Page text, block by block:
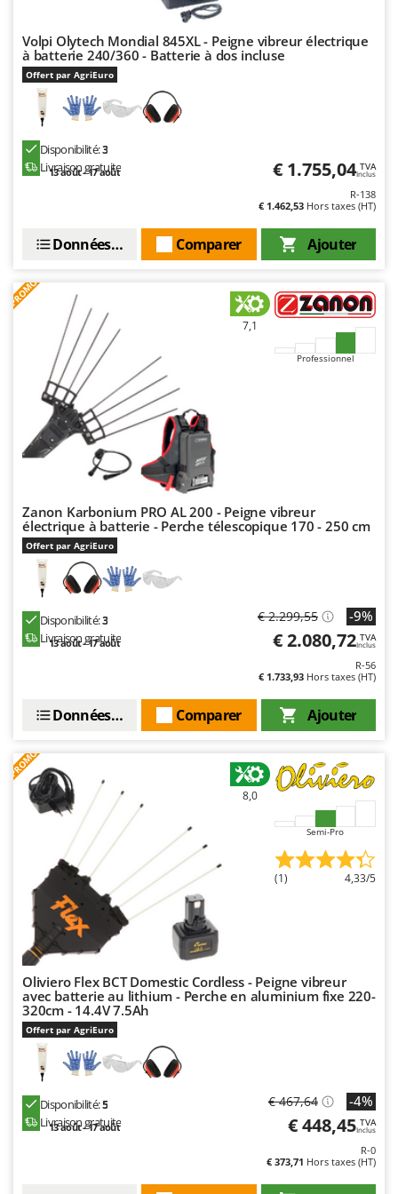
Outdoorchef
P
Palazzetti
Palumbo Pavi
Partisani
Paterlini
Prismafood
R
R.G.V.
Rato
Reber
Redback
Resto Italia
Ribimex
Ripartrak
River Systems
Robomow
Rossofuoco
Rover Pompe
Royal Food
Ryobi
Santos
Schnitzer
Seven Italy
Shark
Silky
Simatech
Sirman
Skil
Smeg
Snapper
Solidur
Spice Electronics
Spiralmac
Spring Protezione
Volpi Olytech Mondial 845XL - Peigne vibreur électrique
à batterie 240/360 - Batterie à dos incluse
Offert par AgriEuro
Disponibilité:3
Livraison gratuite
13 août - 17 août € 1.755,04 TVA
Inclus
R-138
€ 1.462,53 Hors taxes (HT)
Ajouter
Comparer
Données techniques
PROMO
7,1
Professionnel
Zanon Karbonium PRO AL 200 - Peigne vibreur
électrique à batterie - Perche télescopique 170 - 250 cm
Offert par AgriEuro
Disponibilité:3
Livraison gratuite
13 août - 17 août
€ 2.299,55 -9%
€ 2.080,72 TVA
Inclus
R-56
€ 1.733,93 Hors taxes (HT)
Ajouter
Comparer
Données techniques
PROMO
8,0
Semi-Pro
(1) 4,33/5
Oliviero Flex BCT Domestic Cordless - Peigne vibreur
avec batterie au lithium - Perche en aluminium fixe 220-
320cm - 14.4V 7.5Ah
Offert par AgriEuro
Disponibilité:5
Livraison gratuite
13 août - 17 août
€ 467,64 -4%
€ 448,45 TVA
Inclus
R-0
€ 373,71 Hors taxes (HT)